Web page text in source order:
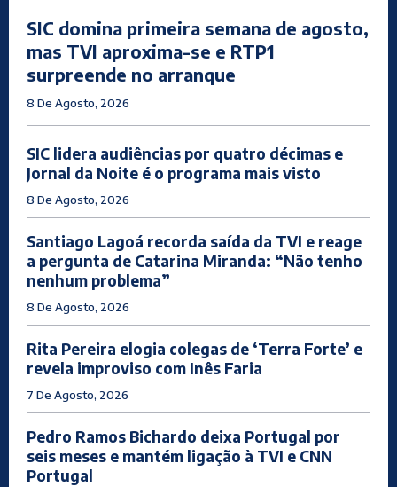
SIC domina primeira semana de agosto,
mas TVI aproxima-se e RTP1
surpreende no arranque
8 De Agosto, 2026
SIC lidera audiências por quatro décimas e
Jornal da Noite é o programa mais visto
8 De Agosto, 2026
Santiago Lagoá recorda saída da TVI e reage
a pergunta de Catarina Miranda: “Não tenho
nenhum problema”
8 De Agosto, 2026
Rita Pereira elogia colegas de ‘Terra Forte’ e
revela improviso com Inês Faria
7 De Agosto, 2026
Pedro Ramos Bichardo deixa Portugal por
seis meses e mantém ligação à TVI e CNN
Portugal